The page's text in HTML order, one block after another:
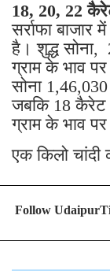
18, 20, 22
सर्राफा
है। शुद्ध
ग्राम के भाव
सोना
जबकि 18 कैरेट
ग्राम के भाव
एक किलो
Follow